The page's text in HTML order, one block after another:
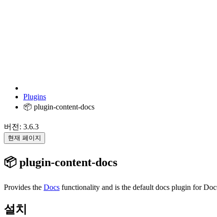
Plugins
📦 plugin-content-docs
버전: 3.6.3
현재 페이지
📦 plugin-content-docs
Provides the Docs functionality and is the default docs plugin for
설치